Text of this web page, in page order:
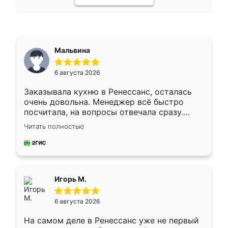
Мальвина
6 августа 2026
Заказывала кухню в Ренессанс, осталась
очень довольна. Менеджер всё быстро
посчитала, на вопросы отвечала сразу.
Замерщик приехал в субботу, подошёл к
делу со всей ответственностью. Собрали
за день, ребята работали аккуратно, даже
Читать полностью
Игорь М.
6 августа 2026
На самом деле в Ренессанс уже не первый